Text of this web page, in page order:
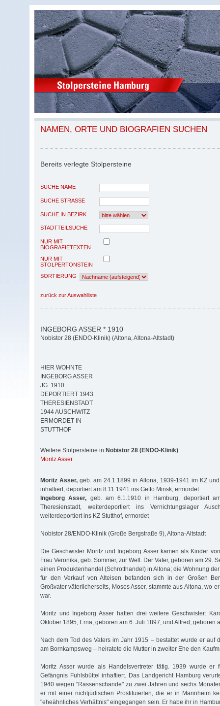
NAMEN, ORTE UND BIOGRAFIEN SUCHEN
Bereits verlegte Stolpersteine
SUCHE NAME
SUCHE STRASSE
SUCHE IN BEZIRK
STADTTEILSUCHE
NUR MIT
BIOGRAFIETEXTEN
NUR MIT
STOLPERTONSTEIN
SORTIERUNG
zurück zur Auswahlliste
INGEBORG ASSER * 1910
Nobistor 28 (ENDO-Klinik) (Altona, Altona-Altstadt)
HIER WOHNTE
INGEBORG ASSER
JG. 1910
DEPORTIERT 1943
THERESIENSTADT
1944 AUSCHWITZ
ERMORDET IN
STUTTHOF
Weitere Stolpersteine in Nobistor 28 (ENDO-Klinik):
Moritz Asser
Moritz Asser, geb. am 24.1.1899 in Altona, 1939-1941 im KZ
inhaftiert, deportiert am 8.11.1941 ins Getto Minsk, ermordet
Ingeborg Asser, geb. am 6.1.1910 in Hamburg, deportiert
Theresienstadt, weiterdeportiert ins Vernichtungslager
weiterdeportiert ins KZ Stutthof, ermordet
Nobistor 28/ENDO-Klinik (Große Bergstraße 9), Altona-Altstadt
Die Geschwister Moritz und Ingeborg Asser kamen als Kinder
Frau Veronika, geb. Sommer, zur Welt. Der Vater, geboren am 29.
einen Produktenhandel (Schrotthandel) in Altona; die Wohnung
für den Verkauf von Alteisen befanden sich in der Großen
Großvater väterlicherseits, Moses Asser, stammte aus Altona, wo
war.
Moritz und Ingeborg Asser hatten drei weitere Geschwister:
Oktober 1895, Erna, geboren am 6. Juli 1897, und Alfred, geboren
Nach dem Tod des Vaters im Jahr 1915 – bestattet wurde er auf
am Bornkampsweg – heiratete die Mutter in zweiter Ehe den
Moritz Asser wurde als Handelsvertreter tätig. 1939 wurde er
Gefängnis Fuhlsbüttel inhaftiert. Das Landgericht Hamburg
1940 wegen "Rassenschande" zu zwei Jahren und sechs
er mit einer nichtjüdischen Prostituierten, die er in Mannheim
"eheähnliches Verhältnis" eingegangen sein. Er habe ihr in